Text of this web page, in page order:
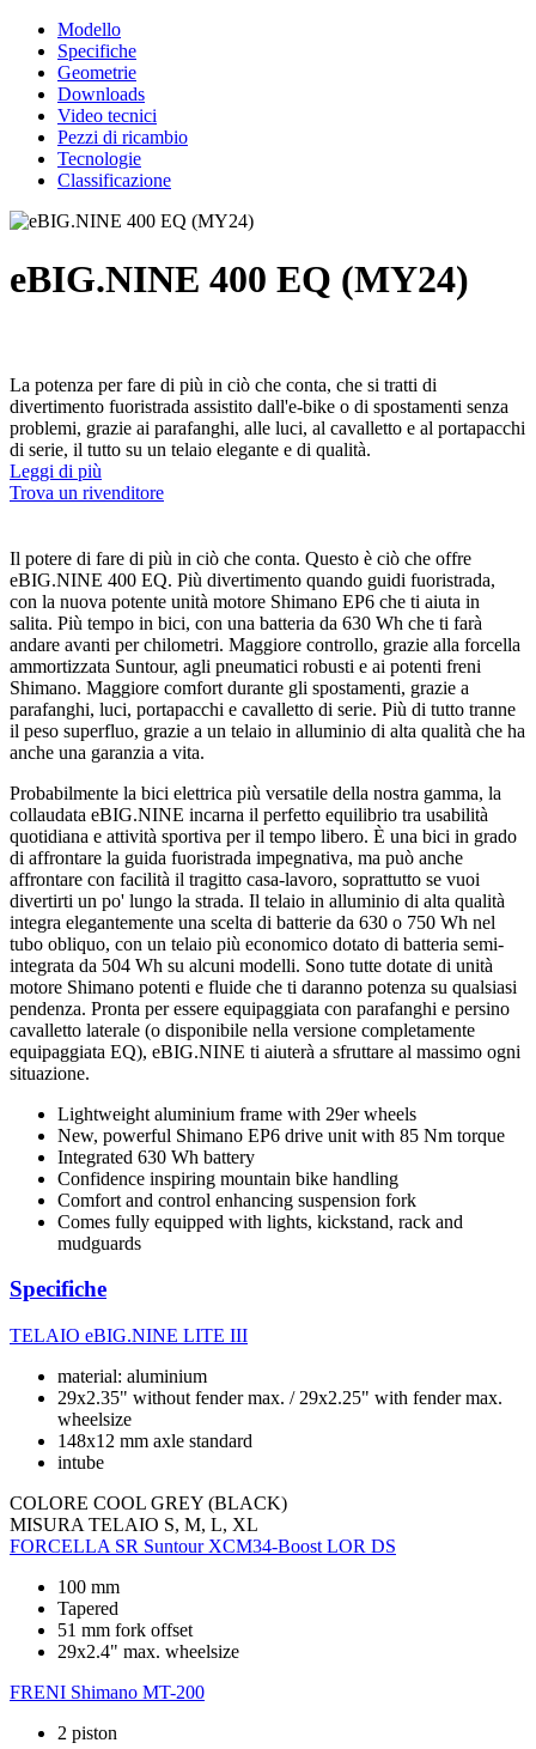
Modello
Specifiche
Geometrie
Downloads
Video tecnici
Pezzi di ricambio
Tecnologie
Classificazione
eBIG.NINE 400 EQ (MY24)
La potenza per fare di più in ciò che conta, che si tratti di
divertimento fuoristrada assistito dall'e-bike o di spostamenti senza
problemi, grazie ai parafanghi, alle luci, al cavalletto e al portapacchi
di serie, il tutto su un telaio elegante e di qualità.
Leggi di più
Trova un rivenditore
Il potere di fare di più in ciò che conta. Questo è ciò che offre
eBIG.NINE 400 EQ. Più divertimento quando guidi fuoristrada,
con la nuova potente unità motore Shimano EP6 che ti aiuta in
salita. Più tempo in bici, con una batteria da 630 Wh che ti farà
andare avanti per chilometri. Maggiore controllo, grazie alla forcella
ammortizzata Suntour, agli pneumatici robusti e ai potenti freni
Shimano. Maggiore comfort durante gli spostamenti, grazie a
parafanghi, luci, portapacchi e cavalletto di serie. Più di tutto tranne
il peso superfluo, grazie a un telaio in alluminio di alta qualità che ha
anche una garanzia a vita.
Probabilmente la bici elettrica più versatile della nostra gamma, la
collaudata eBIG.NINE incarna il perfetto equilibrio tra usabilità
quotidiana e attività sportiva per il tempo libero. È una bici in grado
di affrontare la guida fuoristrada impegnativa, ma può anche
affrontare con facilità il tragitto casa-lavoro, soprattutto se vuoi
divertirti un po' lungo la strada. Il telaio in alluminio di alta qualità
integra elegantemente una scelta di batterie da 630 o 750 Wh nel
tubo obliquo, con un telaio più economico dotato di batteria semi-
integrata da 504 Wh su alcuni modelli. Sono tutte dotate di unità
motore Shimano potenti e fluide che ti daranno potenza su qualsiasi
pendenza. Pronta per essere equipaggiata con parafanghi e persino
cavalletto laterale (o disponibile nella versione completamente
equipaggiata EQ), eBIG.NINE ti aiuterà a sfruttare al massimo ogni
situazione.
Lightweight aluminium frame with 29er wheels
New, powerful Shimano EP6 drive unit with 85 Nm torque
Integrated 630 Wh battery
Confidence inspiring mountain bike handling
Comfort and control enhancing suspension fork
Comes fully equipped with lights, kickstand, rack and
mudguards
Specifiche
TELAIO eBIG.NINE LITE III
material: aluminium
29x2.35" without fender max. / 29x2.25" with fender max.
wheelsize
148x12 mm axle standard
intube
COLORE COOL GREY (BLACK)
MISURA TELAIO S, M, L, XL
FORCELLA SR Suntour XCM34-Boost LOR DS
100 mm
Tapered
51 mm fork offset
29x2.4" max. wheelsize
FRENI Shimano MT-200
2 piston